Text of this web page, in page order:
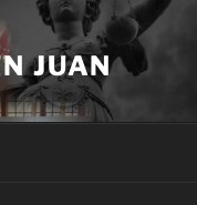
JUAN